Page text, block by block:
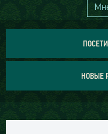
НОВЫЕ